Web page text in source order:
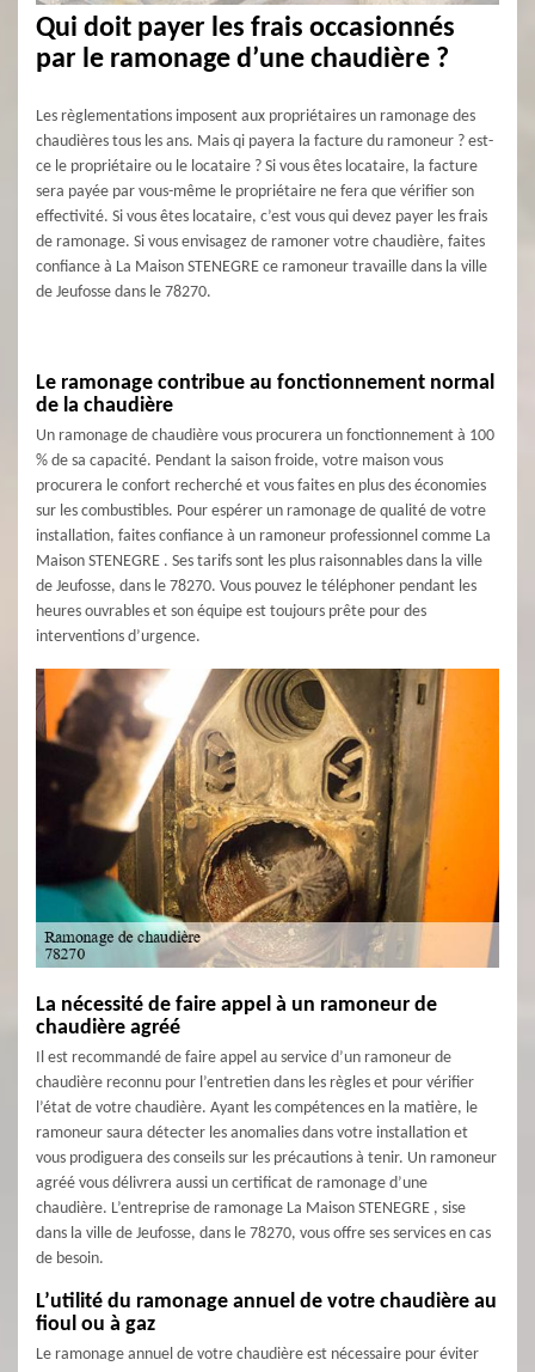
Qui doit payer les frais occasionnés
par le ramonage d’une chaudière ?
Les règlementations imposent aux propriétaires un ramonage des
chaudières tous les ans. Mais qi payera la facture du ramoneur ? est-
ce le propriétaire ou le locataire ? Si vous êtes locataire, la facture
sera payée par vous-même le propriétaire ne fera que vérifier son
effectivité. Si vous êtes locataire, c’est vous qui devez payer les frais
de ramonage. Si vous envisagez de ramoner votre chaudière, faites
confiance à La Maison STENEGRE ce ramoneur travaille dans la ville
de Jeufosse dans le 78270.
Le ramonage contribue au fonctionnement normal
de la chaudière
Un ramonage de chaudière vous procurera un fonctionnement à 100
% de sa capacité. Pendant la saison froide, votre maison vous
procurera le confort recherché et vous faites en plus des économies
sur les combustibles. Pour espérer un ramonage de qualité de votre
installation, faites confiance à un ramoneur professionnel comme La
Maison STENEGRE . Ses tarifs sont les plus raisonnables dans la ville
de Jeufosse, dans le 78270. Vous pouvez le téléphoner pendant les
heures ouvrables et son équipe est toujours prête pour des
interventions d’urgence.
La nécessité de faire appel à un ramoneur de
chaudière agréé
Il est recommandé de faire appel au service d’un ramoneur de
chaudière reconnu pour l’entretien dans les règles et pour vérifier
l’état de votre chaudière. Ayant les compétences en la matière, le
ramoneur saura détecter les anomalies dans votre installation et
vous prodiguera des conseils sur les précautions à tenir. Un ramoneur
agréé vous délivrera aussi un certificat de ramonage d’une
chaudière. L’entreprise de ramonage La Maison STENEGRE , sise
dans la ville de Jeufosse, dans le 78270, vous offre ses services en cas
de besoin.
L’utilité du ramonage annuel de votre chaudière au
fioul ou à gaz
Le ramonage annuel de votre chaudière est nécessaire pour éviter